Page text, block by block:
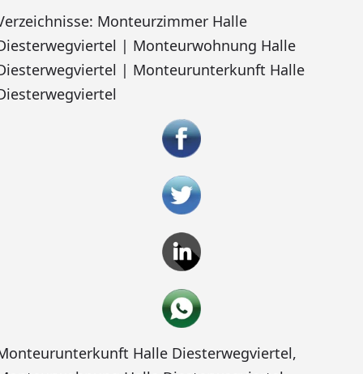
Monteurzimmer Halle
| Monteurwohnung Halle
| Monteurunterkunft Halle
Halle Diesterwegviertel,